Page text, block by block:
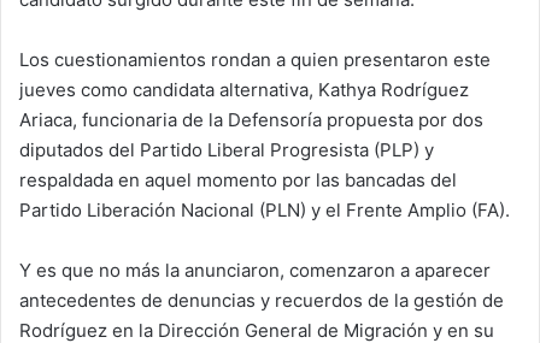
Los cuestionamientos rondan a quien presentaron este
jueves como candidata alternativa, Kathya Rodríguez
Ariaca, funcionaria de la Defensoría propuesta por dos
diputados del Partido Liberal Progresista (PLP) y
respaldada en aquel momento por las bancadas del
Partido Liberación Nacional (PLN) y el Frente Amplio (FA).
Y es que no más la anunciaron, comenzaron a aparecer
antecedentes de denuncias y recuerdos de la gestión de
Rodríguez en la Dirección General de Migración y en su